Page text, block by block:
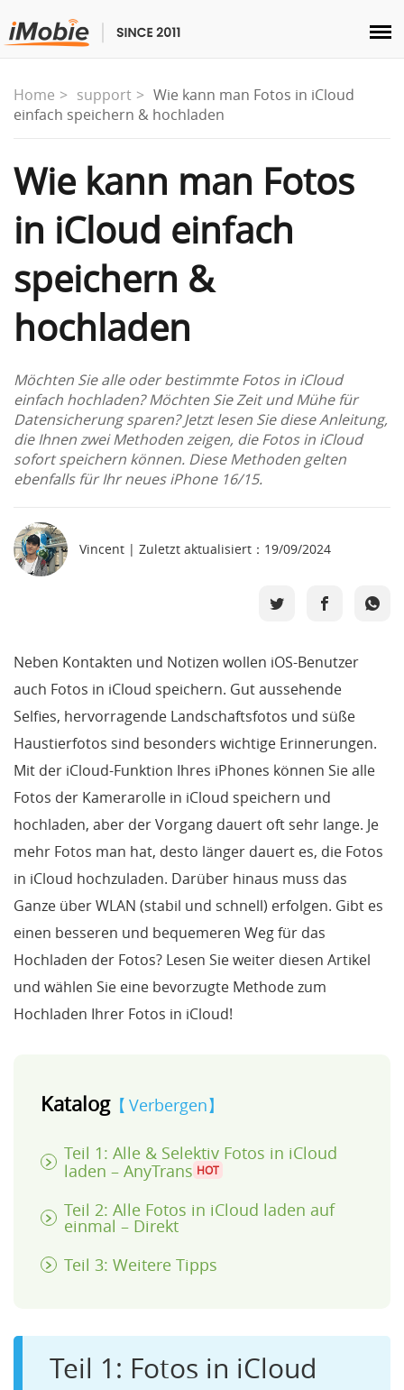
Entsperren & Wiederherstellen
Multimedia
Dienstprogramme
Lösungen
Store
Herunterladen
Support
Home support
Wie kann man Fotos in iCloud
einfach speichern & hochladen
Wie kann man Fotos
in iCloud einfach
speichern &
hochladen
Möchten Sie alle oder bestimmte Fotos in iCloud
einfach hochladen? Möchten Sie Zeit und Mühe für
Datensicherung sparen? Jetzt lesen Sie diese Anleitung,
die Ihnen zwei Methoden zeigen, die Fotos in iCloud
sofort speichern können. Diese Methoden gelten
ebenfalls für Ihr neues iPhone 16/15.
Vincent | Zuletzt aktualisiert：19/09/2024
Neben Kontakten und Notizen wollen iOS-Benutzer
auch Fotos in iCloud speichern. Gut aussehende
Selfies, hervorragende Landschaftsfotos und süße
Haustierfotos sind besonders wichtige Erinnerungen.
Mit der iCloud-Funktion Ihres iPhones können Sie alle
Fotos der Kamerarolle in iCloud speichern und
hochladen, aber der Vorgang dauert oft sehr lange. Je
mehr Fotos man hat, desto länger dauert es, die Fotos
in iCloud hochzuladen. Darüber hinaus muss das
Ganze über WLAN (stabil und schnell) erfolgen. Gibt es
einen besseren und bequemeren Weg für das
Hochladen der Fotos? Lesen Sie weiter diesen Artikel
und wählen Sie eine bevorzugte Methode zum
Hochladen Ihrer Fotos in iCloud!
Katalog Verbergen
Teil 1: Alle & Selektiv Fotos in iCloud
laden – AnyTrans HOT
Teil 2: Alle Fotos in iCloud laden auf
einmal – Direkt
Teil 3: Weitere Tipps
Teil 1: Fotos in iCloud